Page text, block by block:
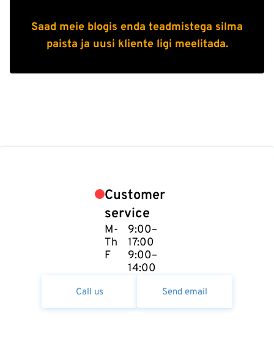
Saad meie blogis enda teadmistega silma
paista ja uusi kliente ligi meelitada.
Customer
service
M-
Th
F
9:00–
17:00
9:00–
14:00
Call us Send email